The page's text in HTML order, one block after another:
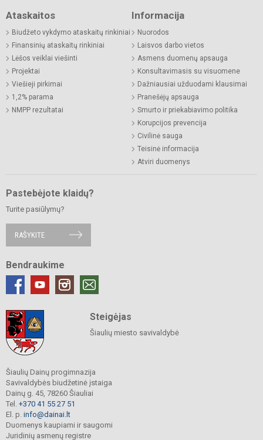
Ataskaitos
Biudžeto vykdymo ataskaitų rinkiniai
Finansinių ataskaitų rinkiniai
Lėšos veiklai viešinti
Projektai
Viešieji pirkimai
1,2% parama
NMPP rezultatai
Informacija
Nuorodos
Laisvos darbo vietos
Asmens duomenų apsauga
Konsultavimasis su visuomene
Dažniausiai užduodami klausimai
Pranešėjų apsauga
Smurto ir priekabiavimo politika
Korupcijos prevencija
Civilinė sauga
Teisinė informacija
Atviri duomenys
Pastebėjote klaidų?
Turite pasiūlymų?
RAŠYKITE
Bendraukime
Steigėjas
Šiaulių miesto savivaldybė
Šiaulių Dainų progimnazija
Savivaldybės biudžetinė įstaiga
Dainų g. 45, 78260 Šiauliai
Tel. +370 41 55 27 51
El. p. info@dainai.lt
Duomenys kaupiami ir saugomi
Juridinių asmenų registre